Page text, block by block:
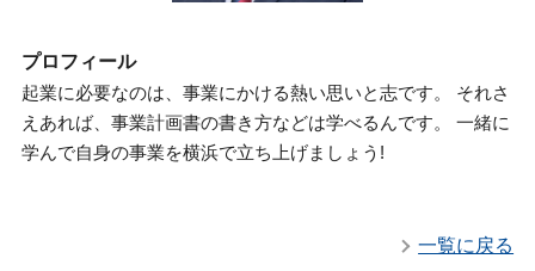
プロフィール
起業に必要なのは、事業にかける熱い思いと志です。 それさ
えあれば、事業計画書の書き方などは学べるんです。 一緒に
学んで自身の事業を横浜で立ち上げましょう!
一覧に戻る